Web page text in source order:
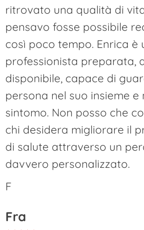
ritrovato una qualità di
pensavo fosse possibile
così poco tempo. Enrica è
professionista preparata,
disponibile, capace di
persona nel suo insieme e
sintomo. Non posso che
chi desidera migliorare il
di salute attraverso un
davvero personalizzato.
F
Fra